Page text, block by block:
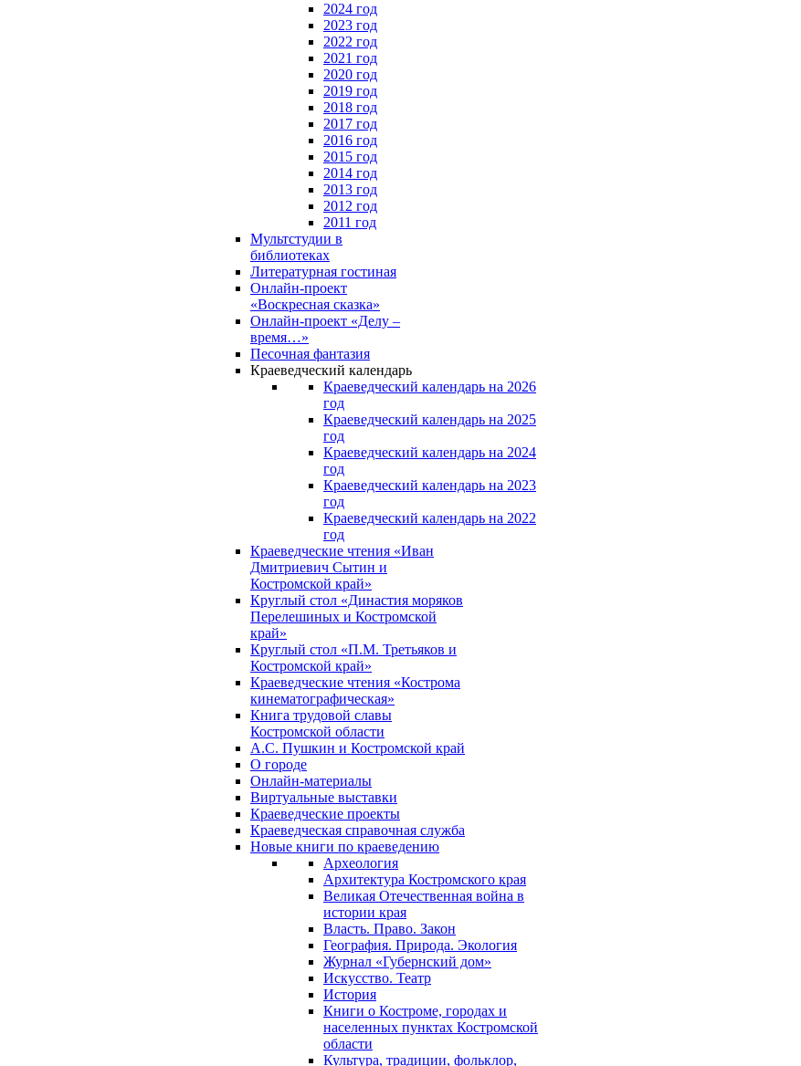
2024 год
2023 год
2022 год
2021 год
2020 год
2019 год
2018 год
2017 год
2016 год
2015 год
2014 год
2013 год
2012 год
2011 год
Мультстудии в
библиотеках
Литературная гостиная
Онлайн-проект
«Воскресная сказка»
Онлайн-проект «Делу –
время…»
Песочная фантазия
Краеведческий календарь
Краеведческий календарь на 2026
год
Краеведческий календарь на 2025
год
Краеведческий календарь на 2024
год
Краеведческий календарь на 2023
год
Краеведческий календарь на 2022
год
Краеведческие чтения «Иван
Дмитриевич Сытин и
Костромской край»
Круглый стол «Династия моряков
Перелешиных и Костромской
край»
Круглый стол «П.М. Третьяков и
Костромской край»
Краеведческие чтения «Кострома
кинематографическая»
Книга трудовой славы
Костромской области
А.С. Пушкин и Костромской край
О городе
Онлайн-материалы
Виртуальные выставки
Краеведческие проекты
Краеведческая справочная служба
Новые книги по краеведению
Археология
Архитектура Костромского края
Великая Отечественная война в
истории края
Власть. Право. Закон
География. Природа. Экология
Журнал «Губернский дом»
Искусство. Театр
История
Книги о Костроме, городах и
населенных пунктах Костромской
области
Культура, традиции, фольклор,